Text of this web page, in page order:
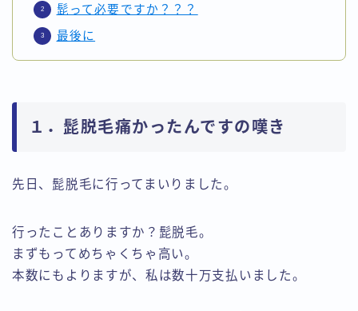
髭って必要ですか？？？
最後に
１．髭脱毛痛かったんですの嘆き
先日、髭脱毛に行ってまいりました。
行ったことありますか？髭脱毛。
まずもってめちゃくちゃ高い。
本数にもよりますが、私は数十万支払いました。